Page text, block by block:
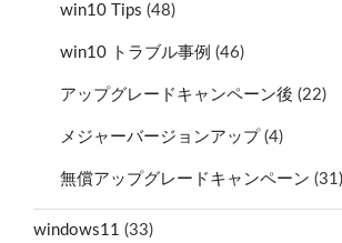
win10 Tips (48)
win10 トラブル事例 (46)
アップグレードキャンペーン後 (22)
メジャーバージョンアップ (4)
無償アップグレードキャンペーン (31)
windows11 (33)